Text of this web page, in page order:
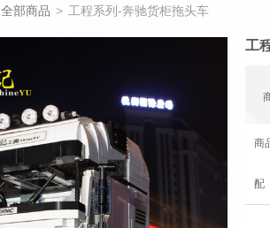
全部商品 > 工程系列-奔驰货柜拖头车
工
商